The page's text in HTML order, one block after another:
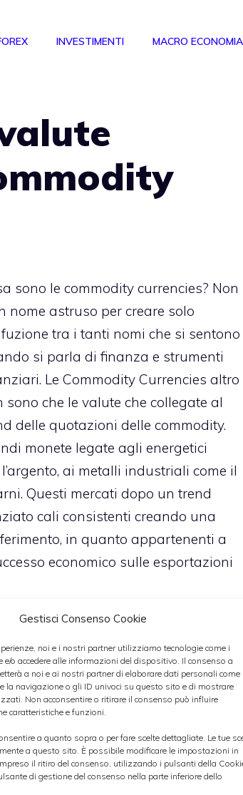
Gestisci Consenso Cookie
noi e i nostri partner utilizziamo tecnologie come i
e/o accedere alle informazioni del dispositivo. Il consenso a
a noi e ai nostri partner di elaborare dati personali come
la navigazione o gli ID univoci su questo sito e di mostrare
Non acconsentire o ritirare il consenso può influire
caratteristiche e funzioni.
a quanto sopra o per fare scelte dettagliate. Le tue
a questo sito. È possibile modificare le impostazioni in
il ritiro del consenso, utilizzando i pulsanti della
di gestione del consenso nella parte inferiore dello
INVESTIMENTI MACRO ECONOMIA
sono le commodity currencies? Non
nome astruso per creare solo
tra i tanti nomi che si sentono
si parla di finanza e strumenti
Le Commodity Currencies altro
sono che le valute che collegate al
delle quotazioni delle commodity.
monete legate agli energetici
ai metalli industriali come il
Questi mercati dopo un trend
cali consistenti creando una
in quanto appartenenti a
economico sulle esportazioni
Le più importanti sono il dollaro
e la corona norvegese.
effettuati in dollari americani.
le valute “esotiche” legate ai
il real brasiliano e il peso
monete si è decisamente